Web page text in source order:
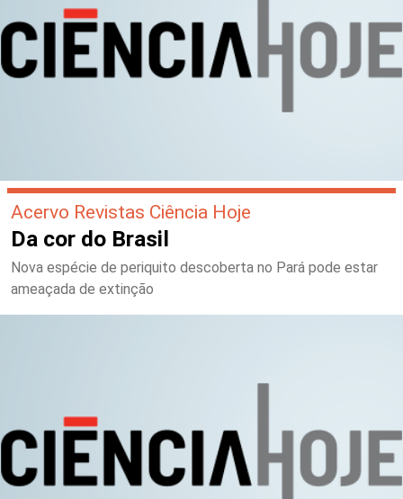
Acervo Revistas Ciência Hoje
Da cor do Brasil
Nova espécie de periquito descoberta no Pará pode estar
ameaçada de extinção